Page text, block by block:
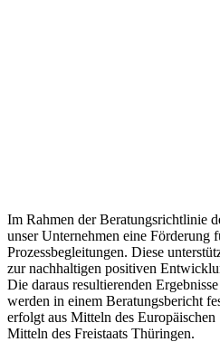
Im Rahmen der Beratungsrichtlinie
unser Unternehmen eine Förderung
Prozessbegleitungen. Diese
zur nachhaltigen positiven
Die daraus resultierenden
werden in einem Beratungsbericht
erfolgt aus Mitteln des
Mitteln des Freistaats Thüringen.